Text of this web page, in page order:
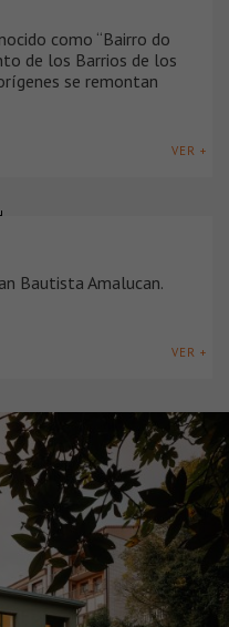
como “Bairro do
de los Barrios de los
se remontan
VER +
Bautista Amalucan.
VER +